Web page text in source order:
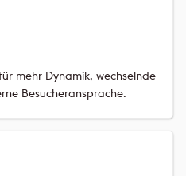
mehr Dynamik, wechselnde
Besucheransprache.